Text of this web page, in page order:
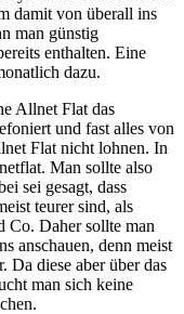
damit von überall ins
man günstig
enthalten. Eine
dazu.
Allnet Flat das
und fast alles von
Flat nicht lohnen. In
Man sollte also
sei gesagt, dass
teurer sind, als
Co. Daher sollte man
anschauen, denn meist
Da diese aber über das
man sich keine